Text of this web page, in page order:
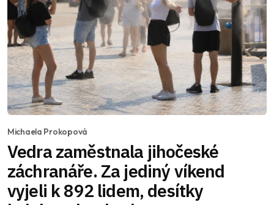
Michaela Prokopová
Vedra zaměstnala jihočeské
záchranáře. Za jediný víkend
vyjeli k 892 lidem, desítky